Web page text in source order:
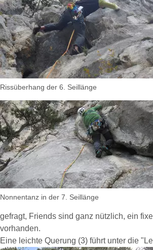
Rissüberhang der 6. Seillänge
Nonnentanz in der 7. Seillänge
gefragt, Friends sind ganz nützlich, ein
vorhanden.
Eine leichte Querung (3) führt unter die